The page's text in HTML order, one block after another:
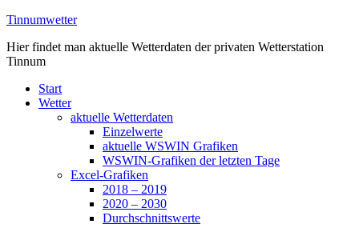
Zum
springen
Tinnumwetter
Hier findet man aktuelle Wetterdaten der privaten Wetterstation
Tinnum
Start
Wetter
aktuelle Wetterdaten
Einzelwerte
aktuelle WSWIN Grafiken
WSWIN-Grafiken der letzten Tage
Excel-Grafiken
2018 – 2019
2020 – 2030
Durchschnittswerte